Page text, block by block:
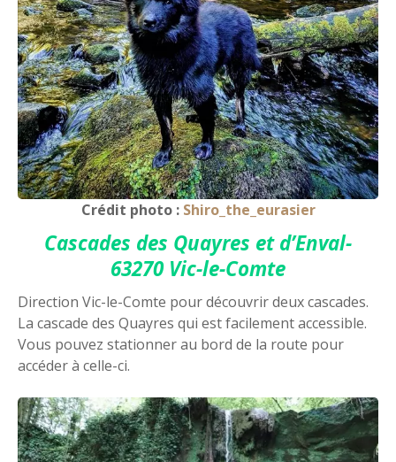
Crédit photo : Shiro_the_eurasier
Cascades des Quayres et d’Enval-
63270 Vic-le-Comte
Direction Vic-le-Comte pour découvrir deux cascades.
La cascade des Quayres qui est facilement accessible.
Vous pouvez stationner au bord de la route pour
accéder à celle-ci.